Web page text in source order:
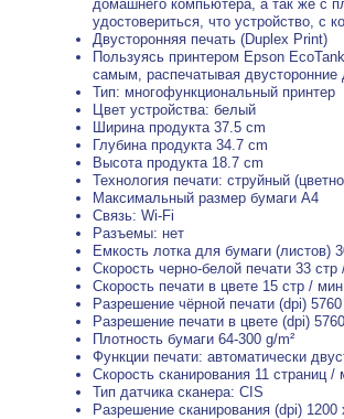
домашнего компьютера, а так же с
удостовериться, что устройство, с
Двусторонняя печать (Duplex Print)
Пользуясь принтером Epson
самым, распечатывая
Тип: многофункциональный принтер
Цвет устройства: белый
Ширина продукта 37.5 cm
Глубина продукта 34.7 cm
Высота продукта 18.7 cm
Технология печати: струйный
Максимальный размер бумаги A4
Связь: Wi-Fi
Разъемы: нет
Емкость лотка для бумаги (листов)
Скорость черно-белой печати 33 стр
Скорость печати в цвете 15 стр / мин
Разрешение чёрной печати (dpi)
Разрешение печати в цвете (dpi)
Плотность бумаги 64-300 g/m²
Функции печати: автоматически
Скорость сканирования 11 страниц /
Тип датчика сканера: CIS
Разрешение сканирования (dpi) 1200